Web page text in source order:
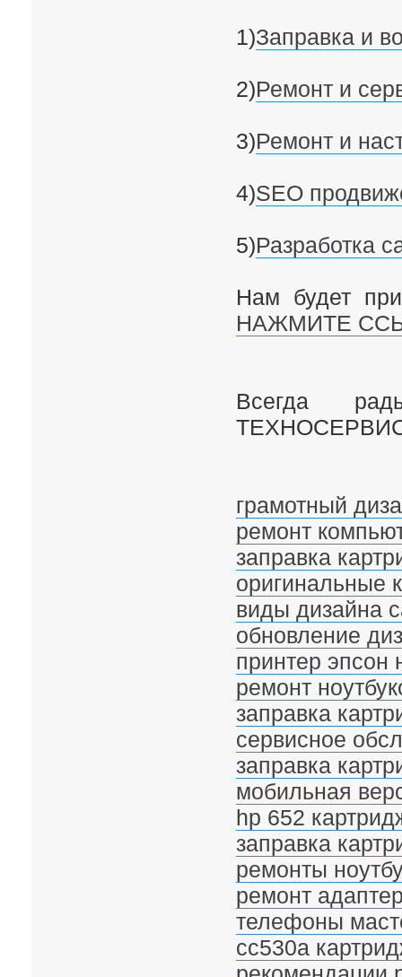
1)Заправка и
2)Ремонт и
3)Ремонт и
4)SEO
5)Разработка
Нам будет
НАЖМИТЕ
Всегда
грамотный
ремонт
заправка
оригинальные
виды дизайна
обновление
принтер эпсон
ремонт
заправка
сервисное
заправка
мобильная
hp 652
заправка
ремонты
ремонт
телефоны
cc530a